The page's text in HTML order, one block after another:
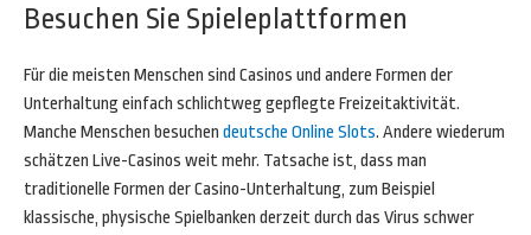
Besuchen Sie Spieleplattformen
Für die meisten Menschen sind Casinos und andere Formen der
Unterhaltung einfach schlichtweg gepflegte Freizeitaktivität.
Manche Menschen besuchen deutsche Online Slots. Andere wiederum
schätzen Live-Casinos weit mehr. Tatsache ist, dass man
traditionelle Formen der Casino-Unterhaltung, zum Beispiel
klassische, physische Spielbanken derzeit durch das Virus schwer